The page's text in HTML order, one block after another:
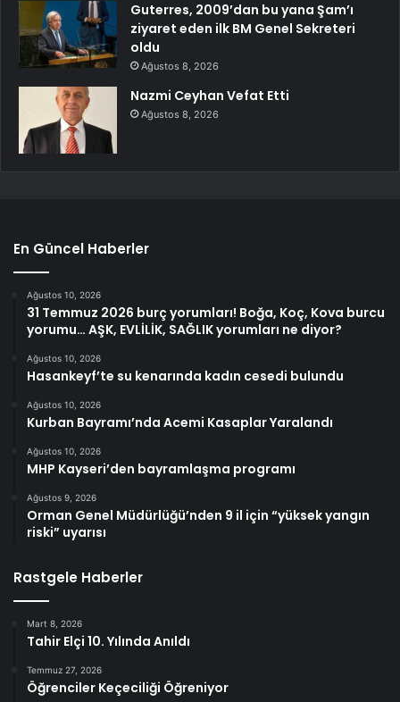
Guterres, 2009’dan bu yana Şam’ı
ziyaret eden ilk BM Genel Sekreteri
oldu
Ağustos 8, 2026
Nazmi Ceyhan Vefat Etti
Ağustos 8, 2026
En Güncel Haberler
Ağustos 10, 2026
31 Temmuz 2026 burç yorumları! Boğa, Koç, Kova burcu
yorumu… AŞK, EVLİLİK, SAĞLIK yorumları ne diyor?
Ağustos 10, 2026
Hasankeyf’te su kenarında kadın cesedi bulundu
Ağustos 10, 2026
Kurban Bayramı’nda Acemi Kasaplar Yaralandı
Ağustos 10, 2026
MHP Kayseri’den bayramlaşma programı
Ağustos 9, 2026
Orman Genel Müdürlüğü’nden 9 il için “yüksek yangın
riski” uyarısı
Rastgele Haberler
Mart 8, 2026
Tahir Elçi 10. Yılında Anıldı
Temmuz 27, 2026
Öğrenciler Keçeciliği Öğreniyor